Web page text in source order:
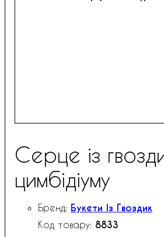
Серце із
цимбідіуму
Букети Із Гвоздик
8833